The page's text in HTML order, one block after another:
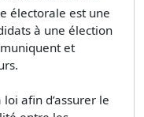
électorale est une
à une élection
et
afin d’assurer le